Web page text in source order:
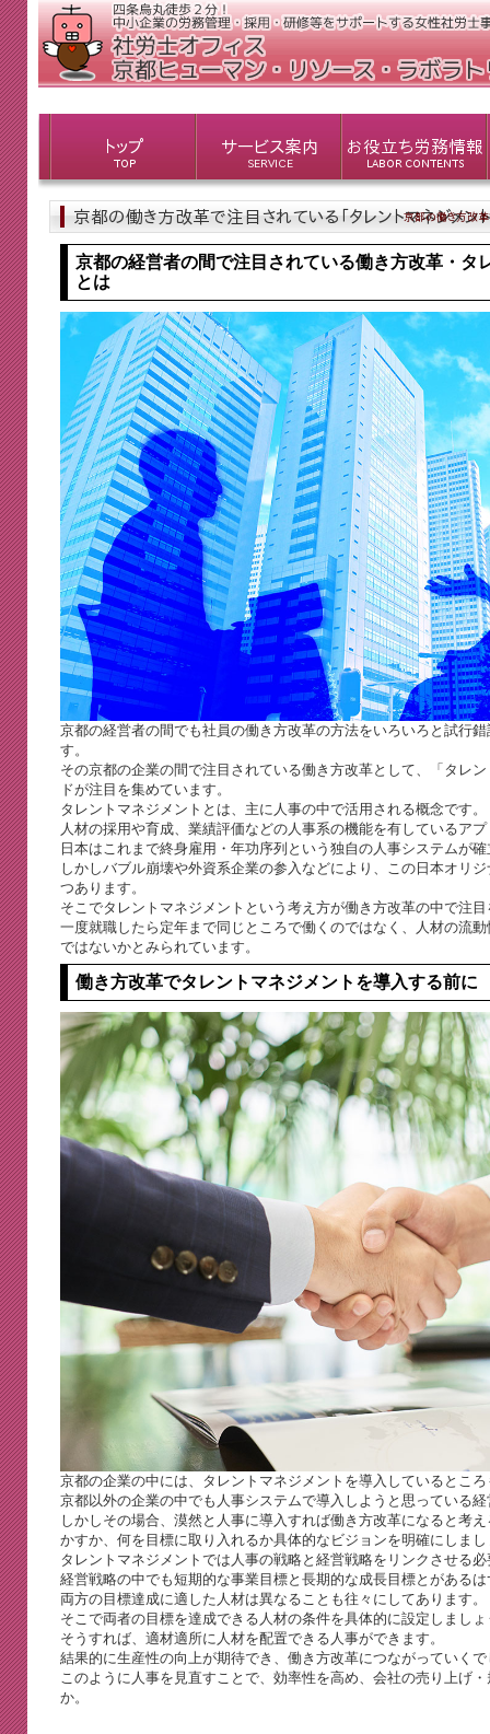
京都の経営者の間で注目されている働き方改革・タ
とは
京都の経営者の間でも社員の働き方改革の方法をいろいろと試行
す。
その京都の企業の間で注目されている働き方改革として、「タレ
ドが注目を集めています。
タレントマネジメントとは、主に人事の中で活用される概念です。
人材の採用や育成、業績評価などの人事系の機能を有しているア
日本はこれまで終身雇用・年功序列という独自の人事システムが
しかしバブル崩壊や外資系企業の参入などにより、この日本オリ
つあります。
そこでタレントマネジメントという考え方が働き方改革の中で注
一度就職したら定年まで同じところで働くのではなく、人材の流
ではないかとみられています。
働き方改革でタレントマネジメントを導入する前に
京都の企業の中には、タレントマネジメントを導入しているとこ
京都以外の企業の中でも人事システムで導入しようと思っている
しかしその場合、漠然と人事に導入すれば働き方改革になると考
かすか、何を目標に取り入れるか具体的なビジョンを明確にしまし
タレントマネジメントでは人事の戦略と経営戦略をリンクさせる
経営戦略の中でも短期的な事業目標と長期的な成長目標とがある
両方の目標達成に適した人材は異なることも往々にしてあります。
そこで両者の目標を達成できる人材の条件を具体的に設定しましょ
そうすれば、適材適所に人材を配置できる人事ができます。
結果的に生産性の向上が期待でき、働き方改革につながっていく
このように人事を見直すことで、効率性を高め、会社の売り上げ
か。